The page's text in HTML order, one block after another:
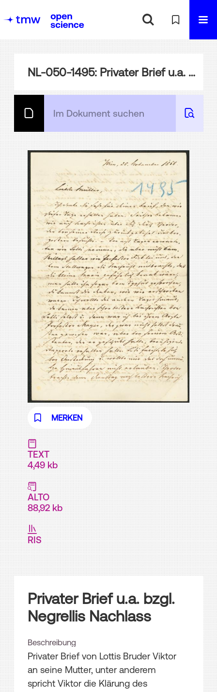
NL-050-1495: Privater Brief u.a. bzgl. Negrellis Nachlass
MERKEN
TEXT
4,49 kb
ALTO
88,92 kb
RIS
Privater Brief u.a. bzgl.
Negrellis Nachlass
Beschreibung
Privater Brief von Lottis Bruder Viktor
an seine Mutter, unter anderem
spricht Viktor die Klärung des